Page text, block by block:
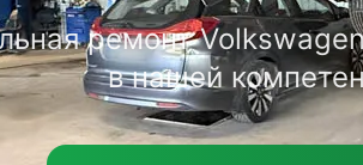
ремонт
в нашей